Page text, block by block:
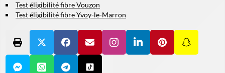
Test éligibilité fibre Vouzon
Test éligibilité fibre Yvoy-le-Marron